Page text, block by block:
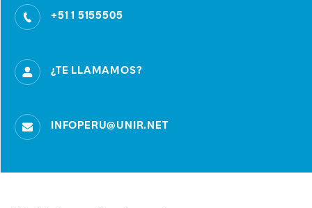
+51 1 5155505
¿TE LLAMAMOS?
INFOPERU@UNIR.NET